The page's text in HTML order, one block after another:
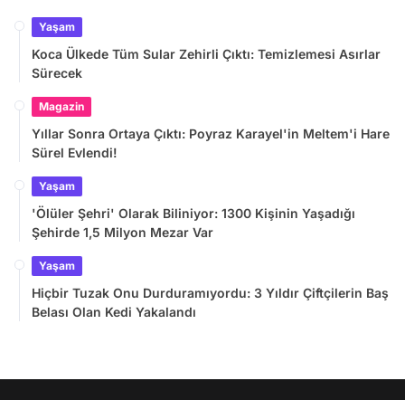
Yaşam
Koca Ülkede Tüm Sular Zehirli Çıktı: Temizlemesi Asırlar
Sürecek
Magazin
Yıllar Sonra Ortaya Çıktı: Poyraz Karayel'in Meltem'i Hare
Sürel Evlendi!
Yaşam
'Ölüler Şehri' Olarak Biliniyor: 1300 Kişinin Yaşadığı
Şehirde 1,5 Milyon Mezar Var
Yaşam
Hiçbir Tuzak Onu Durduramıyordu: 3 Yıldır Çiftçilerin Baş
Belası Olan Kedi Yakalandı